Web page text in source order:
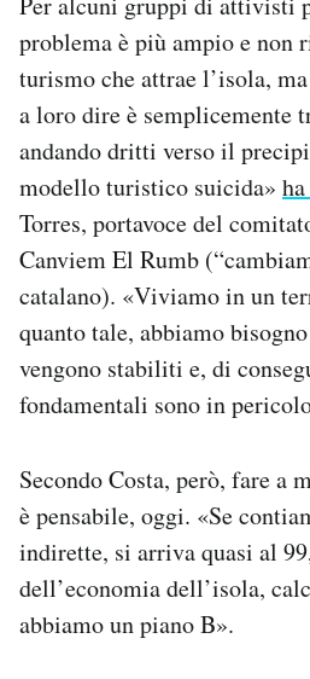
problema è più ampio e non
turismo che attrae l’isola,
a loro dire è semplicemente
andando dritti verso il
modello turistico suicida»
Torres, portavoce del
Canviem El Rumb
catalano). «Viviamo in un
quanto tale, abbiamo
vengono stabiliti e, di
fondamentali sono in
Secondo Costa, però, fare a
è pensabile, oggi. «Se
indirette, si arriva quasi al
dell’economia dell’isola,
abbiamo un piano B».